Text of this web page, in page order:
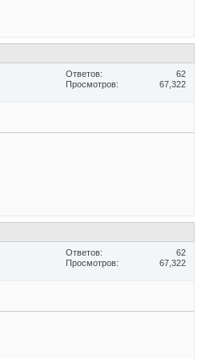
Ответов
62
Просмотров
67,322
Ответов
62
Просмотров
67,322